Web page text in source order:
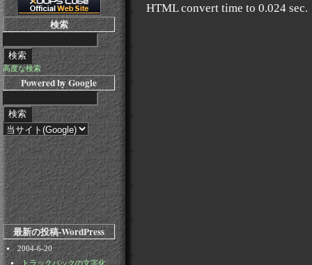
検索
高度な検索
Powered by Google
最新の投稿-WordPress
2004-6-20
トラックバックの文字化
HTML convert time to 0.024 sec.